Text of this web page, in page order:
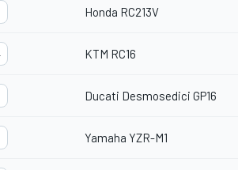
Honda RC213V
KTM RC16
Ducati Desmosedici GP16
Yamaha YZR-M1